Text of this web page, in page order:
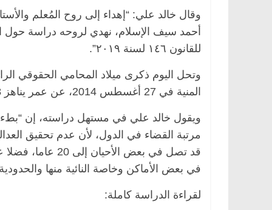
وقال خالد علي: “إهداء إلى روح المُعلم
أحمد سيف الإسلام، نهدي لروحه دراسة حول
للقانون ١٤٦ لسنة ٢٠١٩”.
المنية في 27 أغسطس 2014، عن عمر يناهز 63 عاما.
ويقول خالد علي في مستهل دراسته، إن “بطء
مرتبة القضاء في الدول، لأن عدم تحقيق
قد تصل في بعض
في بعض الأماكن وخاصة النائية منها
لقراءة الدراسة كاملة: